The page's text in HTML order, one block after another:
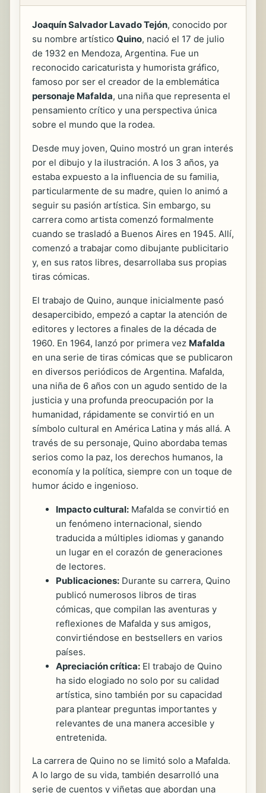
Joaquín Salvador Lavado Tejón, conocido por
su nombre artístico Quino, nació el 17 de julio
de 1932 en Mendoza, Argentina. Fue un
reconocido caricaturista y humorista gráfico,
famoso por ser el creador de la emblemática
personaje Mafalda, una niña que representa el
pensamiento crítico y una perspectiva única
sobre el mundo que la rodea.
Desde muy joven, Quino mostró un gran interés
por el dibujo y la ilustración. A los 3 años, ya
estaba expuesto a la influencia de su familia,
particularmente de su madre, quien lo animó a
seguir su pasión artística. Sin embargo, su
carrera como artista comenzó formalmente
cuando se trasladó a Buenos Aires en 1945. Allí,
comenzó a trabajar como dibujante publicitario
y, en sus ratos libres, desarrollaba sus propias
tiras cómicas.
El trabajo de Quino, aunque inicialmente pasó
desapercibido, empezó a captar la atención de
editores y lectores a finales de la década de
1960. En 1964, lanzó por primera vez Mafalda
en una serie de tiras cómicas que se publicaron
en diversos periódicos de Argentina. Mafalda,
una niña de 6 años con un agudo sentido de la
justicia y una profunda preocupación por la
humanidad, rápidamente se convirtió en un
símbolo cultural en América Latina y más allá. A
través de su personaje, Quino abordaba temas
serios como la paz, los derechos humanos, la
economía y la política, siempre con un toque de
humor ácido e ingenioso.
Impacto cultural: Mafalda se convirtió en
un fenómeno internacional, siendo
traducida a múltiples idiomas y ganando
un lugar en el corazón de generaciones
de lectores.
Publicaciones: Durante su carrera, Quino
publicó numerosos libros de tiras
cómicas, que compilan las aventuras y
reflexiones de Mafalda y sus amigos,
convirtiéndose en bestsellers en varios
países.
Apreciación crítica: El trabajo de Quino
ha sido elogiado no solo por su calidad
artística, sino también por su capacidad
para plantear preguntas importantes y
relevantes de una manera accesible y
entretenida.
La carrera de Quino no se limitó solo a Mafalda.
A lo largo de su vida, también desarrolló una
serie de cuentos y viñetas que abordan una